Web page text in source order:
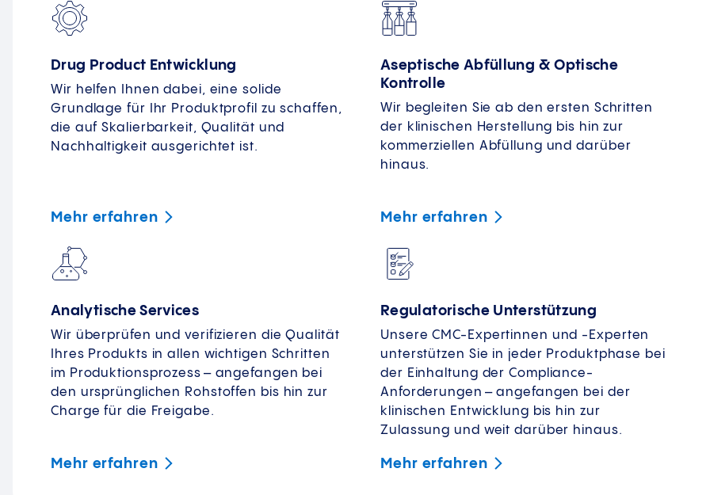
Drug Product Entwicklung
Wir helfen Ihnen dabei, eine solide
Grundlage für Ihr Produktprofil zu schaffen,
die auf Skalierbarkeit, Qualität und
Nachhaltigkeit ausgerichtet ist.
Mehr erfahren
Aseptische Abfüllung & Optische
Kontrolle
Wir begleiten Sie ab den ersten Schritten
der klinischen Herstellung bis hin zur
kommerziellen Abfüllung und darüber
hinaus.
Mehr erfahren
Analytische Services
Wir überprüfen und verifizieren die Qualität
Ihres Produkts in allen wichtigen Schritten
im Produktionsprozess – angefangen bei
den ursprünglichen Rohstoffen bis hin zur
Charge für die Freigabe.
Mehr erfahren
Regulatorische Unterstützung
Unsere CMC-Expertinnen und -Experten
unterstützen Sie in jeder Produktphase bei
der Einhaltung der Compliance-
Anforderungen – angefangen bei der
klinischen Entwicklung bis hin zur
Zulassung und weit darüber hinaus.
Mehr erfahren